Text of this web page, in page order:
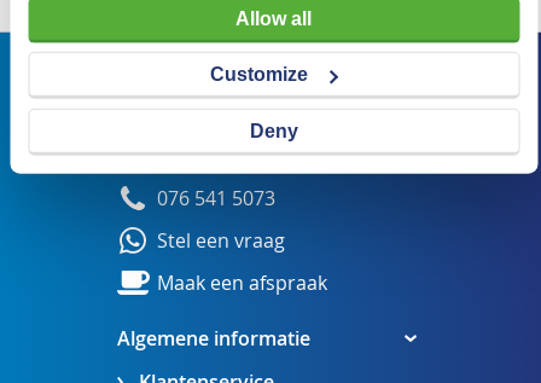
Allow all
Customize
Deny
Algemene informatie
Bezoekadres
Veldsteen 25, 4815 PK Breda
verkoop@visserbreda.nl
076 541 5073
Stel een vraag
Maak een afspraak